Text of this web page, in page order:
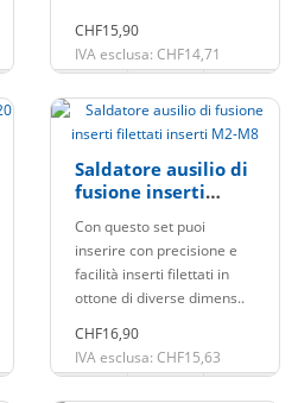
CHF15,90
IVA esclusa: CHF14,71
Saldatore ausilio di
fusione inserti
M8
Con questo set puoi
inserire con precisione e
facilità inserti filettati in
ottone di diverse dimens..
CHF16,90
IVA esclusa: CHF15,63